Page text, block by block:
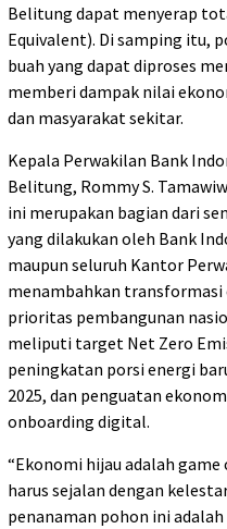
Belitung dapat menyerap
Equivalent). Di samping itu,
buah yang dapat diproses
memberi dampak nilai
dan masyarakat sekitar.
Kepala Perwakilan Bank
Belitung, Rommy S.
ini merupakan bagian dari
yang dilakukan oleh Bank
maupun seluruh Kantor
menambahkan transformasi
prioritas pembangunan
meliputi target Net Zero
peningkatan porsi energi
2025, dan penguatan
onboarding digital.
“Ekonomi hijau adalah
harus sejalan dengan
penanaman pohon ini